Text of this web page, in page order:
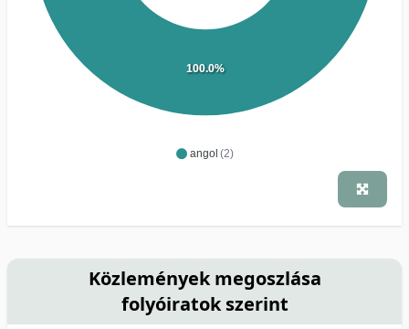
angol (2)
100.0%
Közlemények megoszlása
folyóiratok szerint